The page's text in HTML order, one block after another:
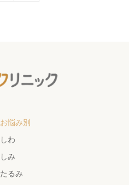
お悩み別
しわ
しみ
たるみ